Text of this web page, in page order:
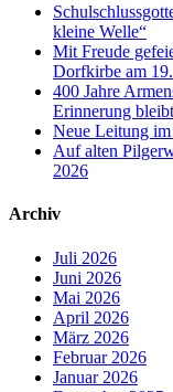
kleine Welle“
Mit Freude
Dorfkirbe am
400 Jahre
Erinnerung bleibt
Neue Leitung
Auf alten
2026
Archiv
Juli 2026
Juni 2026
Mai 2026
April 2026
März 2026
Februar 2026
Januar 2026